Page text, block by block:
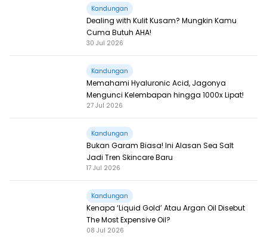
Kandungan
Dealing with Kulit Kusam? Mungkin Kamu
Cuma Butuh AHA!
30 Jul 2026
Kandungan
Memahami Hyaluronic Acid, Jagonya
Mengunci Kelembapan hingga 1000x Lipat!
27 Jul 2026
Kandungan
Bukan Garam Biasa! Ini Alasan Sea Salt
Jadi Tren Skincare Baru
17 Jul 2026
Kandungan
Kenapa ‘Liquid Gold’ Atau Argan Oil Disebut
The Most Expensive Oil?
08 Jul 2026